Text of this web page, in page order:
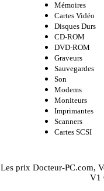
Mémoires
Cartes Vidéo
Disques Durs
CD-ROM
DVD-ROM
Graveurs
Sauvegardes
Son
Modems
Moniteurs
Imprimantes
Scanners
Cartes SCSI
Les prix Docteur-PC.com,
V1